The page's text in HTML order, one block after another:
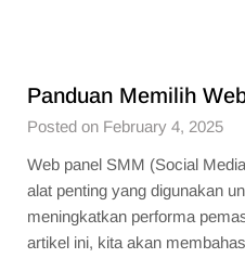
Panduan Memilih
Posted on February 4, 2025
Web panel SMM (Social
alat penting yang digunakan
meningkatkan performa
artikel ini, kita akan